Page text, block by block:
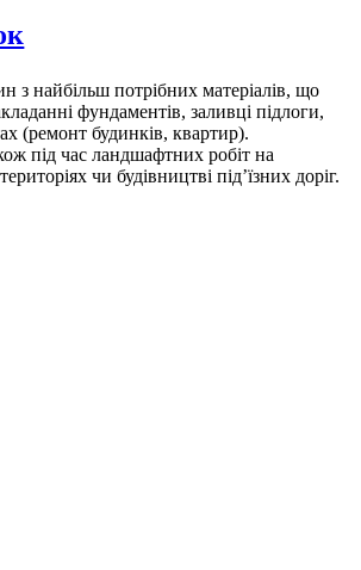
з найбільш потрібних матеріалів, що
фундаментів, заливці підлоги,
(ремонт будинків, квартир).
під час ландшафтних робіт на
чи будівництві під’їзних доріг.